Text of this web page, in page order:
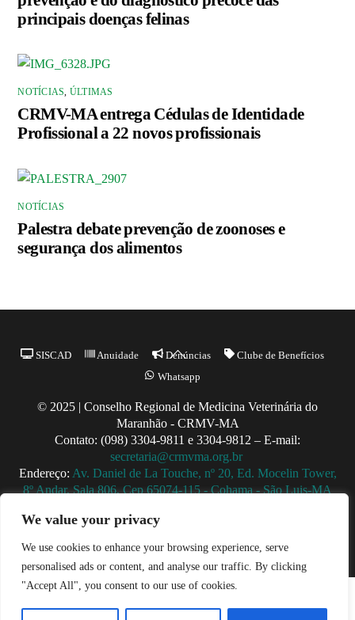
We value your privacy
We use cookies to enhance your browsing experience, serve
personalised ads or content, and analyse our traffic. By clicking
"Accept All", you consent to our use of cookies.
principais doenças felinas
NOTÍCIAS, ÚLTIMAS
CRMV-MA entrega Cédulas de Identidade
Profissional a 22 novos profissionais
NOTÍCIAS
Palestra debate prevenção de zoonoses e
segurança dos alimentos
Back
To
SISCAD Anuidade Denúncias
Clube de Benefícios
Whatsapp
© 2025 | Conselho Regional de Medicina Veterinária do
Maranhão - CRMV-MA
Contato: (098) 3304-9811 e 3304-9812 – E-mail:
secretaria@crmvma.org.br
Endereço: Av. Daniel de La Touche, nº 20, Ed. Mocelin Tower,
8º Andar, Sala 806, Cep 65074-115 - Cohama - São Luis-MA